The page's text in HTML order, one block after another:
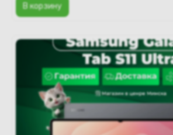
В корзину